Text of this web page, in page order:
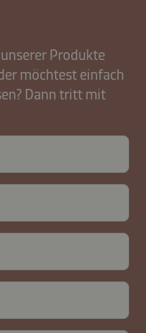
Produkte
möchtest einfach
Dann tritt mit